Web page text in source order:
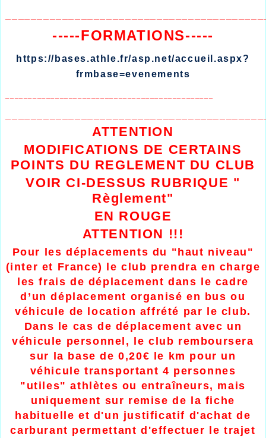
-----FORMATIONS-----
https://bases.athle.fr/asp.net/accueil.aspx?
frmbase=evenements
ATTENTION
MODIFICATIONS DE CERTAINS
POINTS DU REGLEMENT DU CLUB
VOIR CI-DESSUS RUBRIQUE "
Règlement"
EN ROUGE
ATTENTION !!!
Pour les déplacements du "haut niveau"
(inter et France) le club prendra en charge
les frais de déplacement dans le cadre
d’un déplacement organisé en bus ou
véhicule de location affrété par le club.
Dans le cas de déplacement avec un
véhicule personnel, le club remboursera
sur la base de 0,20€ le km pour un
véhicule transportant 4 personnes
"utiles" athlètes ou entraîneurs, mais
uniquement sur remise de la fiche
habituelle et d'un justificatif d'achat de
carburant permettant d'effectuer le trajet